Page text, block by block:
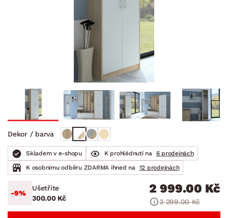
Dekor / barva
Skladem v e-shopu K prohlédnutí na
6 prodejnách
K osobnímu odběru ZDARMA ihned na
12 prodejnách
-9%
Ušetříte
300.00 Kč
2 999.00 Kč
3 299.00 Kč